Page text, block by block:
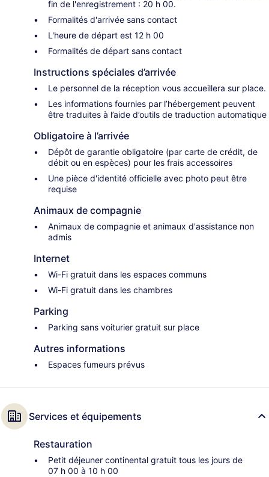
fin de l'enregistrement : 20 h 00.
Formalités d'arrivée sans contact
L'heure de départ est 12 h 00
Formalités de départ sans contact
Instructions spéciales d’arrivée
Le personnel de la réception vous accueillera sur place.
Les informations fournies par l’hébergement peuvent
être traduites à l’aide d’outils de traduction automatique
Obligatoire à l’arrivée
Dépôt de garantie obligatoire (par carte de crédit, de
débit ou en espèces) pour les frais accessoires
Une pièce d'identité officielle avec photo peut être
requise
Animaux de compagnie
Animaux de compagnie et animaux d'assistance non
admis
Internet
Wi-Fi gratuit dans les espaces communs
Wi-Fi gratuit dans les chambres
Parking
Parking sans voiturier gratuit sur place
Autres informations
Espaces fumeurs prévus
Services et équipements
Restauration
Petit déjeuner continental gratuit tous les jours de
07 h 00 à 10 h 00